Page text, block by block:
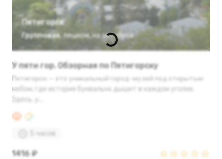
Пятигорск
Групповая, пешком, на автобусе
У пяти гор. Обзорная по Пятигорску
Пятигорск — это уникальный город-музей под открытым
небом, где история буквально дышит в каждом уголке.
Здесь, у...
5 часов
1416 ₽